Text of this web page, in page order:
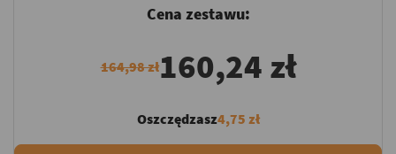
Cena zestawu:
164,98 zł160,24 zł
Oszczędzasz4,75 zł